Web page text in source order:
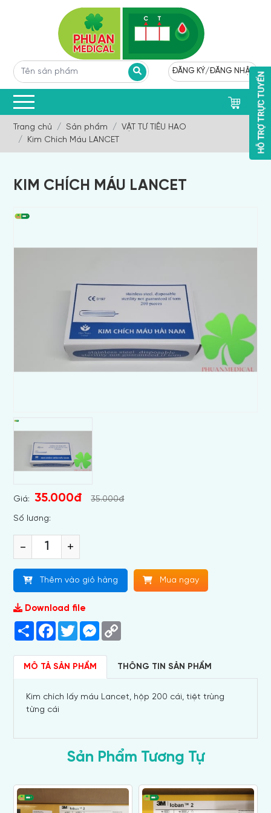
ĐĂNG KÝ/ĐĂNG NHẬP
Trang chủ Sản phẩm
VẬT TƯ TIÊU HAO
Kim Chích Máu LANCET
KIM CHÍCH MÁU LANCET
Giá:35.000đ 35.000đ
Số lương:
- +
Thêm vào giỏ hàng Mua ngay
Download file
Share Facebook
TwitterMessenger
MÔ TẢ SẢN PHẨM THÔNG TIN SẢN PHẨM
Kim chích lấy máu Lancet, hộp 200 cái, tiệt trùng
từng cái
Sản Phẩm Tương Tự